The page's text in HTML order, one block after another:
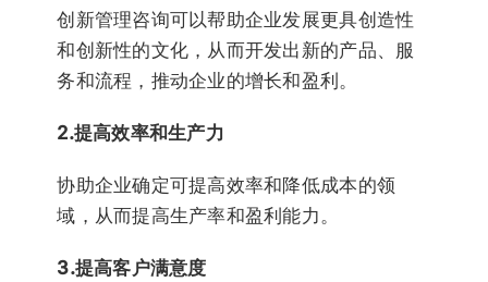
创新管理咨询可以帮助企业发展更具创造性
和创新性的文化，从而开发出新的产品、服
务和流程，推动企业的增长和盈利。
2.提高效率和生产力
协助企业确定可提高效率和降低成本的领
域，从而提高生产率和盈利能力。
3.提高客户满意度